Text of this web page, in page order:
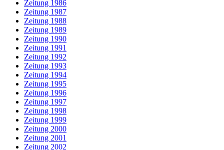
Zeitung 1986
Zeitung 1987
Zeitung 1988
Zeitung 1989
Zeitung 1990
Zeitung 1991
Zeitung 1992
Zeitung 1993
Zeitung 1994
Zeitung 1995
Zeitung 1996
Zeitung 1997
Zeitung 1998
Zeitung 1999
Zeitung 2000
Zeitung 2001
Zeitung 2002